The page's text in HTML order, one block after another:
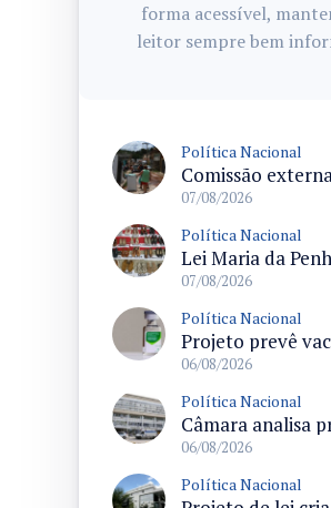
forma acessível,
leitor sempre bem
Política Nacional
07/08/2026
Política Nacional
07/08/2026
Política Nacional
06/08/2026
Política Nacional
06/08/2026
Política Nacional